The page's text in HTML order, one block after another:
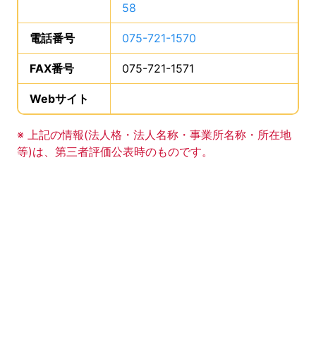
58
電話番号 075-721-1570
FAX番号 075-721-1571
Webサイト
事業所の基礎データの読み上げは以上です。
※ 上記の情報(法人格・法人名称・事業所名称・所在地
等)は、第三者評価公表時のものです。